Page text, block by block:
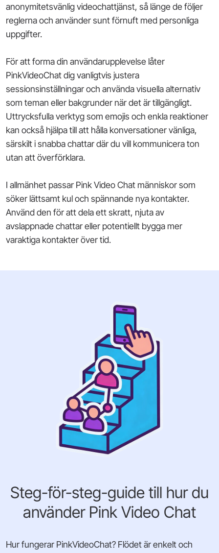
anonymitetsvänlig videochattjänst, så länge de följer
reglerna och använder sunt förnuft med personliga
uppgifter.
För att forma din användarupplevelse låter
PinkVideoChat dig vanligtvis justera
sessionsinställningar och använda visuella alternativ
som teman eller bakgrunder när det är tillgängligt.
Uttrycksfulla verktyg som emojis och enkla reaktioner
kan också hjälpa till att hålla konversationer vänliga,
särskilt i snabba chattar där du vill kommunicera ton
utan att överförklara.
I allmänhet passar Pink Video Chat människor som
söker lättsamt kul och spännande nya kontakter.
Använd den för att dela ett skratt, njuta av
avslappnade chattar eller potentiellt bygga mer
varaktiga kontakter över tid.
Steg-för-steg-guide till hur du
använder Pink Video Chat
Hur fungerar PinkVideoChat? Flödet är enkelt och